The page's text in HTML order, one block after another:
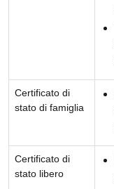
Certificato di
stato di famiglia
Certificato di
stato libero